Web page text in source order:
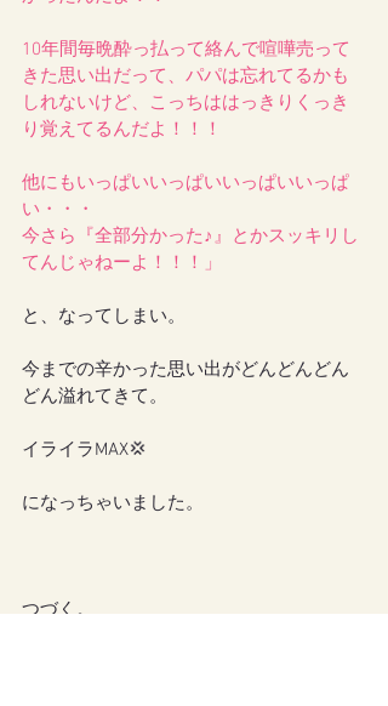
10年間毎晩酔っ払って絡んで喧嘩売って
きた思い出だって、パパは忘れてるかも
しれないけど、こっちははっきりくっき
り覚えてるんだよ！！！
他にもいっぱいいっぱいいっぱいいっぱ
い・・・
今さら『全部分かった♪』とかスッキリし
てんじゃねーよ！！！」
と、なってしまい。
今までの辛かった思い出がどんどんどん
どん溢れてきて。
イライラMAX💢
になっちゃいました。
つづく。